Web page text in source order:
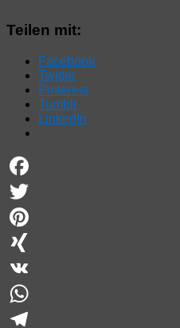
Teilen mit:
Facebook
Twitter
Pinterest
Tumblr
LinkedIn
Facebook
Twitter
Pinterest
XING
VK
WhatsApp